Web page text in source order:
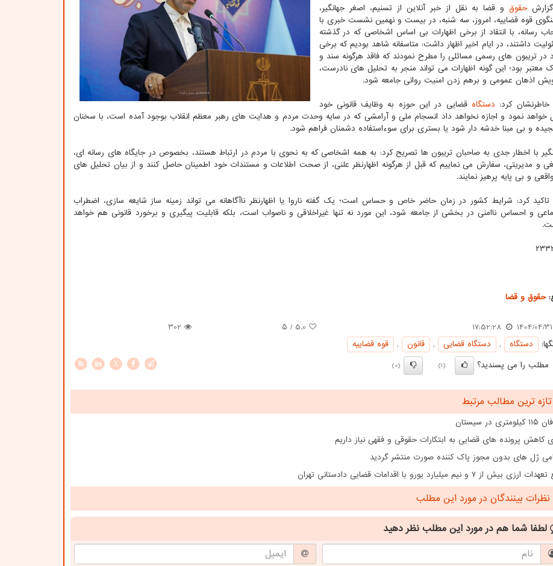
حقوق و قضا به نقل از خبر آنلاین از تسنیم، اصغر جهانگیر،
قوه قضاییه، امروز، سه شنبه، در بیست و نهمین نشست خبری با
رسانه، با انتقاد از برخی اظهارات بی اساس اشخاصی که در گذشته
داشتند، در ایام اخیر اظهار داشت: متاسفانه شاهد بودیم که برخی
در تریبون های رسمی مسائلی را مطرح نمودند که فاقد هرگونه سند و
معتبر بود؛ این گونه اظهارات می تواند منجر به تحلیل های نادرست،
اذهان عمومی و برهم زدن امنیت روانی جامعه شود.
کرد: دستگاه قضایی در این حوزه به وظایف قانونی خود
خواهد نمود و اجازه نخواهد داد انسجام ملی و آرامشی که در سایه وحدت مردم و هدایت های رهبر معظم انقلاب بوجود آمده است، با سخنان
و بی مبنا خدشه دار شود یا بستری برای سوءاستفاده دشمنان فراهم شود.
با اخطار جدی به صاحبان تریبون ها تصریح کرد: به همه اشخاصی که به نحوی با مردم در ارتباط هستند، بخصوص در جایگاه های رسانه ای،
و مدیریتی، سفارش می نماییم که قبل از هرگونه اظهارنظر علنی، از صحت اطلاعات و مستندات خود اطمینان حاصل کنند و از بیان تحلیل های
و بی پایه پرهیز نمایند.
کرد: شرایط کشور در زمان حاضر خاص و حساس است؛ یک گفته ناروا یا اظهارنظر ناآگاهانه می تواند زمینه ساز شایعه سازی، اضطراب
و احساس ناامنی در بخشی از جامعه شود، این مورد نه تنها غیراخلاقی و ناصواب است، بلکه قابلیت پیگیری و برخورد قانونی هم خواهد
حقوق و قضا
1404/04/31
17:52:28
5.0 / ۵
302
دستگاه , دستگاه قضایی , قانون ,
قوه قضاییه
مطلب را می پسندید؟
(1)
(0)
X
تازه ترین مطالب مرتبط
در سیستان
کاهش پرونده های قضایی به ابتکارات حقوقی و فقهی نیاز داریم
ژل های بدون مجوز پاک کننده صورت منتشر گردید
ارزی بیش از ۷ و نیم میلیارد یورو با اقدامات قضایی دادستانی تهران
نظرات بینندگان در مورد این مطلب
لطفا شما هم در مورد این مطلب نظر دهید